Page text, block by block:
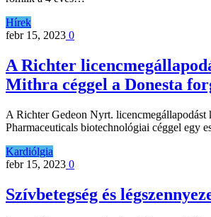
Hírek
febr 15, 2023 0
A Richter
Mithra céggel a Donesta
A Richter Gedeon Nyrt. licencmegállapodást
Pharmaceuticals biotechnológiai céggel egy
Kardiólgia
febr 15, 2023 0
Szívbetegség és